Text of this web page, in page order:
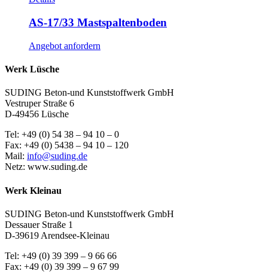
AS-17/33 Mastspaltenboden
Angebot anfordern
Werk Lüsche
SUDING Beton-und Kunststoffwerk GmbH
Vestruper Straße 6
D-49456 Lüsche
Tel: +49 (0) 54 38 – 94 10 – 0
Fax: +49 (0) 5438 – 94 10 – 120
Mail: info@suding.de
Netz: www.suding.de
Werk Kleinau
SUDING Beton-und Kunststoffwerk GmbH
Dessauer Straße 1
D-39619 Arendsee-Kleinau
Tel: +49 (0) 39 399 – 9 66 66
Fax: +49 (0) 39 399 – 9 67 99